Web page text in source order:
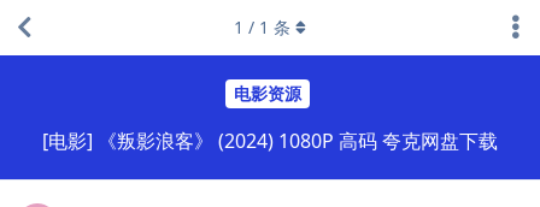
电影资源
[电影] 《叛影浪客》 (2024) 1080P 高码 夸克网盘下载
1 / 1 条